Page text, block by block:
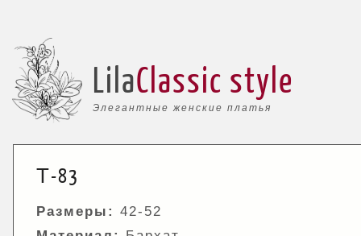
Элегантные женские платья
LilaClassic style
Т-83
Размеры: 42-52